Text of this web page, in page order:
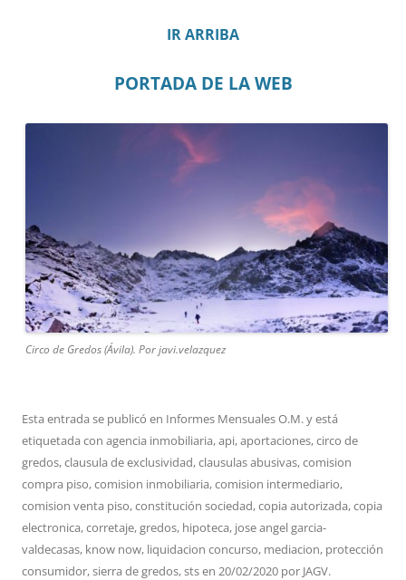
IR ARRIBA
PORTADA DE LA WEB
Circo de Gredos (Ávila). Por javi.velazquez
Esta entrada se publicó en Informes Mensuales O.M.y está
etiquetada con agencia inmobiliaria,api,aportaciones,circo de
gredos,clausula de exclusividad,clausulas abusivas,comision
compra piso,comision inmobiliaria,comision intermediario,
comision venta piso,constitución sociedad,copia autorizada,copia
electronica,corretaje,gredos, hipoteca, jose angel garcia-
valdecasas, know now, liquidacion concurso, mediacion, protección
consumidor,sierra de gredos,stsen 20/02/2020 por JAGV.